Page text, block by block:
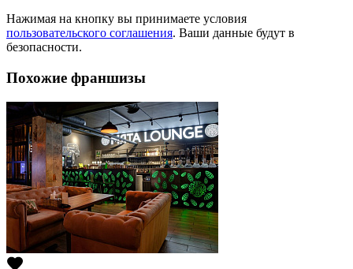
Нажимая на кнопку вы принимаете условия
пользовательского соглашения. Ваши данные будут в
безопасности.
Похожие франшизы